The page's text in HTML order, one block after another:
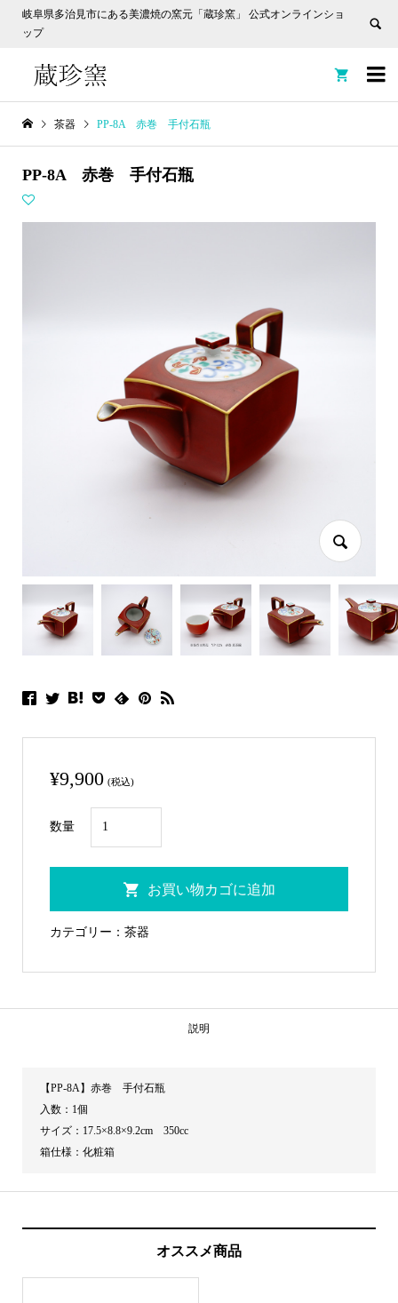
岐阜県多治見市にある美濃焼の窯元「蔵珍窯」 公式オンラインショ
ップ


茶器 PP-8A 赤巻 手付石瓶
PP-8A 赤巻 手付石瓶
¥9,900 (税込)
数量
赤
付
お買い物カゴに追加
カテゴリー： 茶器
説明
【PP-8A】赤巻 手付石瓶
入数：1個
サイズ：17.5×8.8×9.2cm 350cc
箱仕様：化粧箱
オススメ商品